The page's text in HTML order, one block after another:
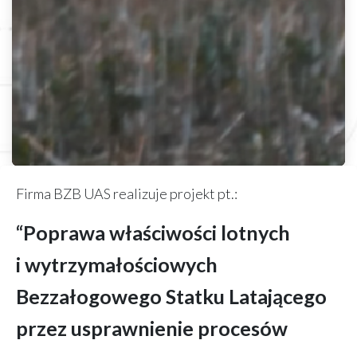
Firma BZB UAS realizuje projekt pt.:
“Poprawa właściwości lotnych
i wytrzymałościowych
Bezzałogowego Statku Latającego
przez usprawnienie procesów